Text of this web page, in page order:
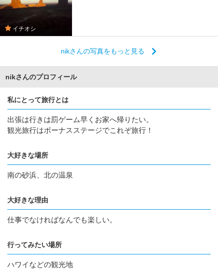
イチオシ
nikさんの写真をもっと見る
nikさんのプロフィール
私にとって旅行とは
出張は行きは罰ゲーム早くお家へ帰りたい。
観光旅行はボーナスステージでこれぞ旅行！
大好きな場所
南の砂浜、北の温泉
大好きな理由
仕事でなければなんでも楽しい。
行ってみたい場所
ハワイなどの観光地